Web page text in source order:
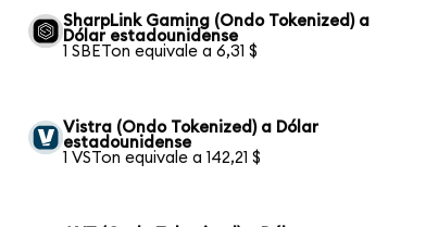
SharpLink Gaming (Ondo Tokenized) a
Dólar estadounidense
1 SBETon equivale a 6,31 $
Vistra (Ondo Tokenized) a Dólar
estadounidense
1 VSTon equivale a 142,21 $